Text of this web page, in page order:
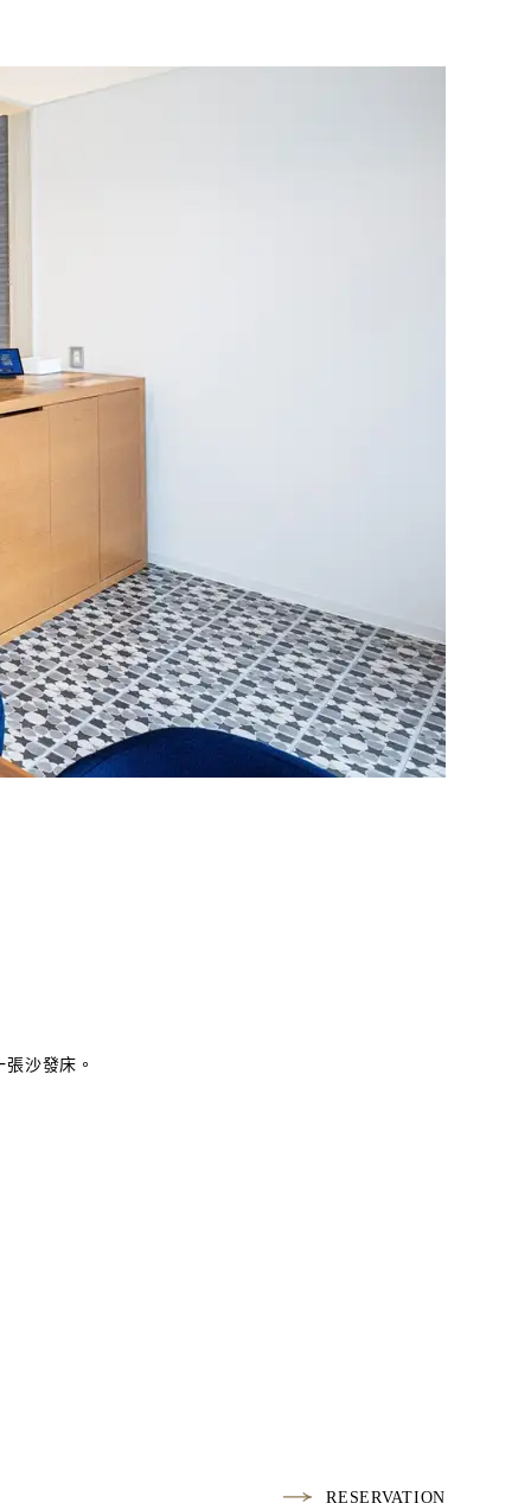
沙發床。
RESERVATION